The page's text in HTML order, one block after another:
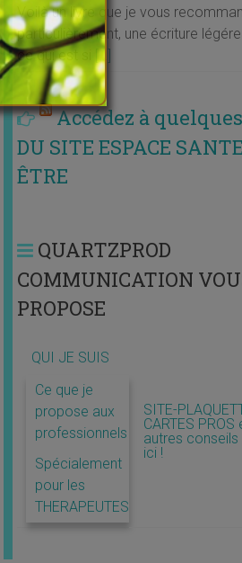
Voilà un livre que je vous
particulièrement, une écriture
ce qui est si[…]
Accédez à
DU SITE ESPACE
ÊTRE
QUARTZPROD
COMMUNICATION
PROPOSE
QUI JE SUIS
Ce que je
propose aux
professionnels
Spécialement
pour les
THERAPEUTES
SITE-
CARTES PROS
autres conseils
ici !